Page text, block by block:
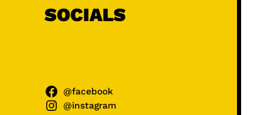
SOCIALS
@facebook
@instagram